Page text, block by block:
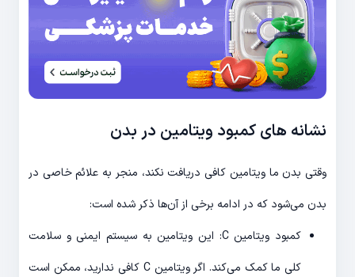
نشانه های کمبود ویتامین در بدن
وقتی بدن ما ویتامین کافی دریافت نکند، منجر به علائم خاصی در
بدن می‌شود که در ادامه برخی از آن‌ها ذکر شده است:
کمبود ویتامین C: این ویتامین به سیستم ایمنی و سلامت
کلی ما کمک می‌کند. اگر ویتامین C کافی ندارید، ممکن است